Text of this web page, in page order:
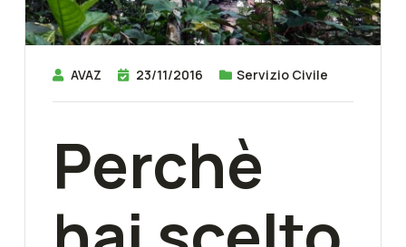
AVAZ 23/11/2016 Servizio Civile
Perchè